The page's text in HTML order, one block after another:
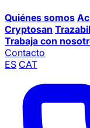
Quiénes somos
Cryptosan
Trabaja con
Contacto
ES CAT